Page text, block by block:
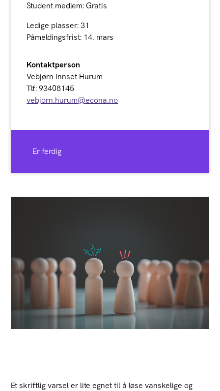
Student medlem: Gratis
Ledige plasser: 31
Påmeldingsfrist: 14. mars
Kontaktperson
Vebjørn Innset Hurum
Tlf: 93408145
vebjorn.hurum@econa.no
Er ferdig
Et skriftlig varsel er lite egnet til å løse vanskelige og